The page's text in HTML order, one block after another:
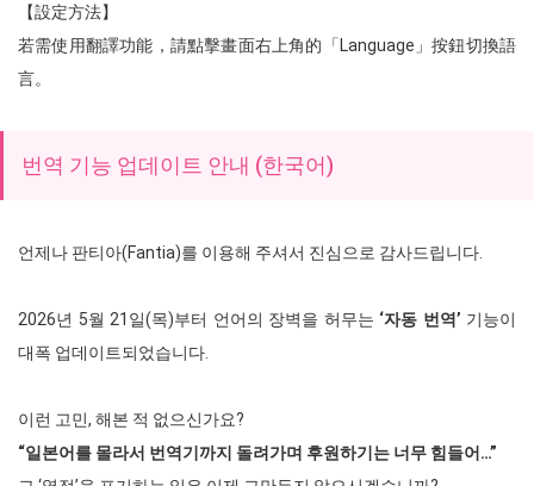
【設定方法】
若需使用翻譯功能，請點擊畫面右上角的「Language」按鈕切換語
言。
번역 기능 업데이트 안내 (한국어)
언제나 판티아(Fantia)를 이용해 주셔서 진심으로 감사드립니다.
2026년 5월 21일(목)부터 언어의 장벽을 허무는 ‘자동 번역’ 기능이
대폭 업데이트되었습니다.
이런 고민, 해본 적 없으신가요?
“일본어를 몰라서 번역기까지 돌려가며 후원하기는 너무 힘들어…”